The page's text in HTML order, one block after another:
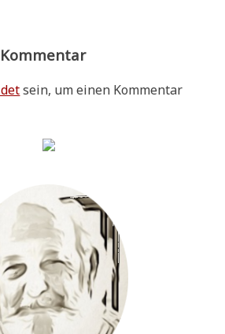
sein, um einen Kommentar